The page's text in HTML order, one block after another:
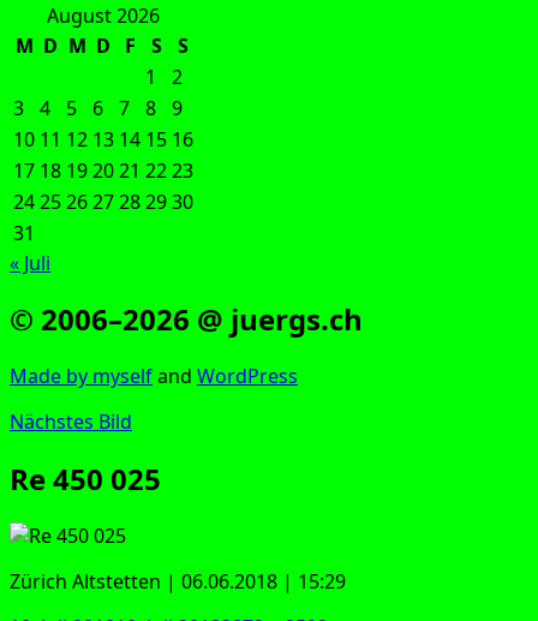
August 2026
M D M D F S
S
1
2
3 4 5 6 7 8 9
10 11 12 13 14 15 16
17 18 192021 2223
24252627282930
31
« Juli
© 2006–2026 @ juergs.ch
Made by mys­elfand Word­Press
Nächstes Bild
Re 450 025
Zürich Alt­stet­ten | 06.06.2018 | 15:29